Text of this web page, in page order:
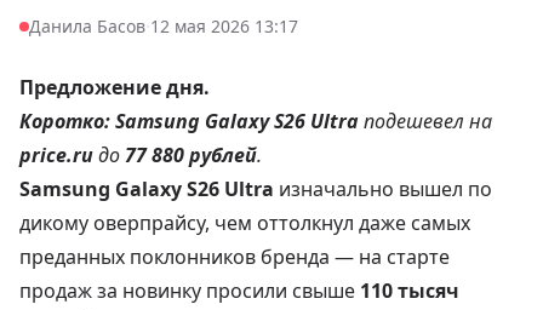
Данила Басов·12 мая 2026 13:17
Предложение дня.
Коротко:Samsung Galaxy S26 Ultraподешевел на
price.ruдо77 880 рублей.
Samsung Galaxy S26 Ultra изначально вышел по
дикому оверпрайсу, чем оттолкнул даже самых
преданных поклонников бренда — на старте
продаж за новинку просили свыше 110 тысяч